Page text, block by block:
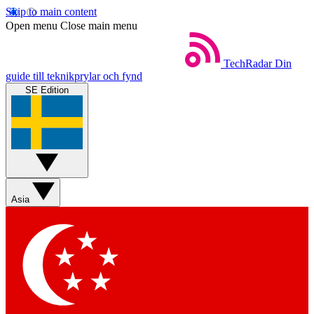
Skip to main content
Open menu Close main menu
TechRadar Din
guide till teknikprylar och fynd
SE Edition
Asia